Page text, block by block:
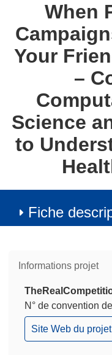
When
Your
–
Science
to
Fiche
Informations projet
N° de convention
(s’ouvre
dans
Site Web du projet